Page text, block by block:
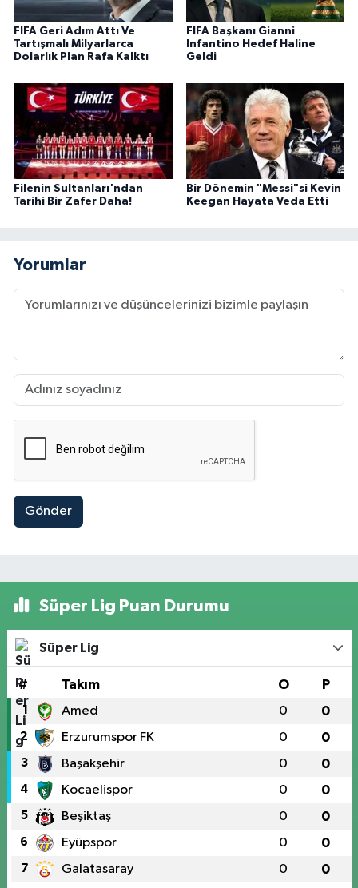
FIFA Geri Adım Attı Ve
Tartışmalı Milyarlarca
Dolarlık Plan Rafa Kalktı
FIFA Başkanı Gianni
Infantino Hedef Haline
Geldi
Filenin Sultanları'ndan
Tarihi Bir Zafer Daha!
Bir Dönemin "Messi"si Kevin
Keegan Hayata Veda Etti
Yorumlar
Gönder
Süper Lig Puan Durumu
Süper Lig
# Takım O P
1 Amed 0 0
2 Erzurumspor FK 0 0
3 Başakşehir 0 0
4 Kocaelispor 0 0
5 Beşiktaş 0 0
6 Eyüpspor 0 0
7 Galatasaray 0 0